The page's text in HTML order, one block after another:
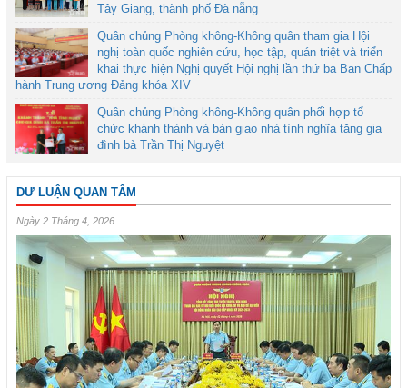
Tây Giang, thành phố Đà nẵng
Quân chủng Phòng không-Không quân tham gia Hội
nghị toàn quốc nghiên cứu, học tập, quán triệt và triển
khai thực hiện Nghị quyết Hội nghị lần thứ ba Ban Chấp
hành Trung ương Đảng khóa XIV
Quân chủng Phòng không-Không quân phối hợp tổ
chức khánh thành và bàn giao nhà tình nghĩa tặng gia
đình bà Trần Thị Nguyệt
DƯ LUẬN QUAN TÂM
Ngày 2 Tháng 4, 2026